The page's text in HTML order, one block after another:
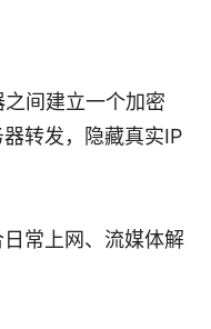
间建立一个加密
转发，隐藏真实IP
常上网、流媒体解